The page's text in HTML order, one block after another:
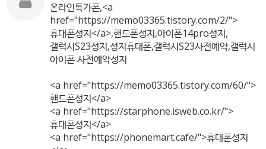
온라인특가폰,<a
href="https://memo03365.tistory.com/2/">
휴대폰성지</a>,핸드폰성지,아이폰14pro성지,
갤럭시S23성지,성지휴대폰,갤럭시S23사전예약,갤럭시
아이폰 사전예약성지
<a href="https://memo03365.tistory.com/60/">
핸드폰성지</a>
<a href="https://starphone.isweb.co.kr/">
휴대폰성지</a>
<a href="https://phonemart.cafe/">휴대폰성지